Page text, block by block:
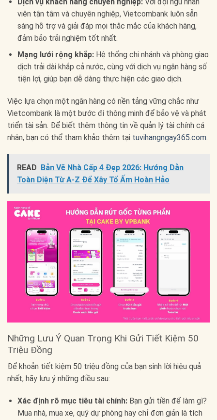
viên tận tâm và chuyên nghiệp, Vietcombank luôn sẵn
sàng hỗ trợ và giải đáp mọi thắc mắc của khách hàng,
đảm bảo trải nghiệm tốt nhất.
Mạng lưới rộng khắp:Hệ thống chi nhánh và phòng giao
dịch trải dài khắp cả nước, cùng với dịch vụ ngân hàng số
tiện lợi, giúp bạn dễ dàng thực hiện các giao dịch.
Việc lựa chọn một ngân hàng có nền tảng vững chắc như
Vietcombank là một bước đi thông minh để bảo vệ và phát
triển tài sản. Để biết thêm thông tin về quản lý tài chính cá
nhân, bạn có thể tham khảo thêm tại tuvihangngay365.com.
READ Bản Vẽ Nhà Cấp 4 Đẹp 2026: Hướng Dẫn
Toàn Diện Từ A-Z Để Xây Tổ Ấm Hoàn Hảo
Những Lưu Ý Quan Trọng Khi Gửi Tiết Kiệm 50
Triệu Đồng
Để khoản tiết kiệm 50 triệu đồng của bạn sinh lời hiệu quả
nhất, hãy lưu ý những điều sau:
Xác định rõ mục tiêu tài chính:Bạn gửi tiền để làm gì?
Mua nhà, mua xe, quỹ dự phòng hay chỉ đơn giản là tích